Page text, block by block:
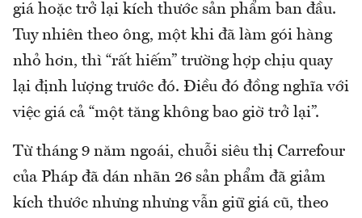
giá hoặc trở lại kích thước sản phẩm ban đầu.
Tuy nhiên theo ông, một khi đã làm gói hàng
nhỏ hơn, thì “rất hiếm” trường hợp chịu quay
lại định lượng trước đó. Điều đó đồng nghĩa với
việc giá cả “một tăng không bao giờ trở lại”.
Từ tháng 9 năm ngoái, chuỗi siêu thị Carrefour
của Pháp đã dán nhãn 26 sản phẩm đã giảm
kích thước nhưng nhưng vẫn giữ giá cũ, theo